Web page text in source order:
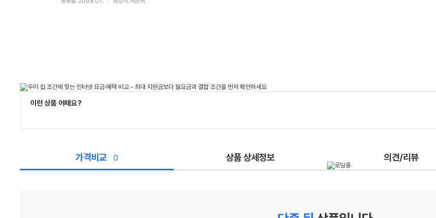
이런 상품 어때요?
가격비교 0 상품 상세정보 의견/리뷰